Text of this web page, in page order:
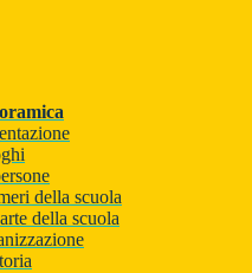
della scuola
della scuola